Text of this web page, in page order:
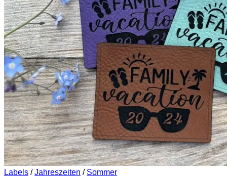
Es befinden sich keine Produkte im Warenkorb.
Zurück zum Shop
0
Warenkorb
Es befinden sich keine Produkte im Warenkorb.
Zurück zum Shop
Labels / Jahreszeiten / Sommer